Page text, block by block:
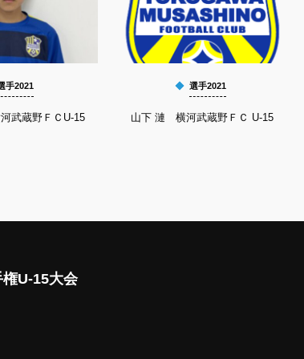
手2021
武蔵野ＦＣU-15
選手2021
山下 漣 横河武蔵野ＦＣ U-15
U-15大会